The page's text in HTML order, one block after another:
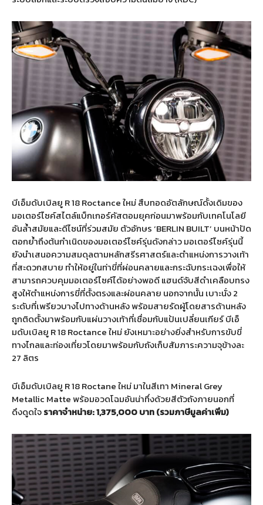
บีเอ็มดับเบิลยู R 18 Roctance ใหม่ สืบทอดอัตลักษณ์ดั้งเดิมของ
มอเตอร์ไซค์สไตล์แบ็กเกอร์คัสตอมยุคก่อนมาพร้อมกับเทคโนโลยี
อันล้ำสมัยและดีไซน์ที่ร่วมสมัย ตัวอักษร ‘BERLIN BUILT’ บนหน้าปัด
ตอกย้ำถึงต้นกำเนิดของมอเตอร์ไซค์รุ่นดังกล่าว มอเตอร์ไซค์รุ่นนี้
ยังนำเสนอความสมดุลตามหลักสรีรศาสตร์และตำแหน่งการวางเท้า
ที่สะดวกสบาย ทำให้อยู่ในท่าขี่ที่ผ่อนคลายและกระฉับกระเฉงเพื่อให้
สามารถควบคุมมอเตอร์ไซค์ได้อย่างพอดี แฮนด์จับสีดำเคลือบทรง
สูงให้ตำแหน่งการขี่ที่ตั้งตรงและผ่อนคลาย นอกจากนั้น เบาะนั่ง 2
ระดับที่เพรียวบางไปทางด้านหลัง พร้อมสายรัดผู้โดยสารด้านหลัง
ถูกติดตั้งมาพร้อมกับแผ่นวางเท้าที่เชื่อมกับแป้นเปลี่ยนเกียร์ บีเอ็
มดับเบิลยู R 18 Roctance ใหม่ ยังเหมาะอย่างยิ่งสำหรับการขับขี่
ทางไกลและท่องเที่ยวโดยมาพร้อมกับถังเก็บสัมภาระความจุข้างละ
27 ลิตร
บีเอ็มดับเบิลยู R 18 Roctane ใหม่ มาในสีเทา Mineral Grey
Metallic Matte พร้อมอวดโฉมอันน่าทึ่งด้วยสีตัวถังภายนอกที่
ดึงดูดใจราคาจำหน่าย: 1,375,000 บาท (รวมภาษีมูลค่าเพิ่ม)